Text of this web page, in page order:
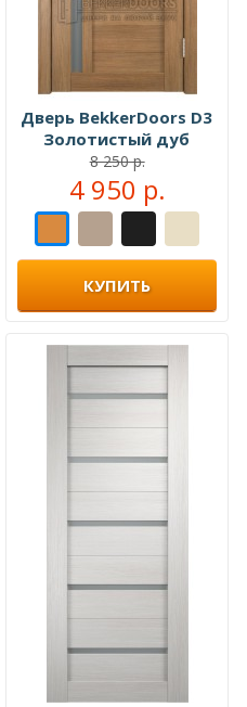
Дверь BekkerDoors D3
Золотистый дуб
8 250 р.
4 950 р.
КУПИТЬ